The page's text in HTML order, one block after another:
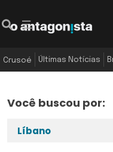
Crusoé Últimas Notícias
Você buscou por: